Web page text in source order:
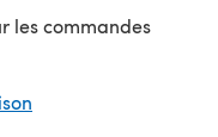
les commandes